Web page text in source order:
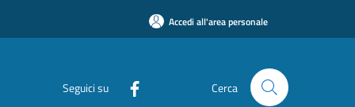
Accedi all'area personale
Seguici su Cerca